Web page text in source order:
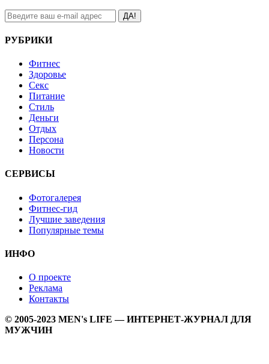
ДА!
РУБРИКИ
Фитнес
Здоровье
Секс
Питание
Стиль
Деньги
Отдых
Персона
Новости
СЕРВИСЫ
Фотогалерея
Фитнес-гид
Лучшие заведения
Популярные темы
ИНФО
О проекте
Реклама
Контакты
© 2005-2023 MEN's LIFE — ИНТЕРНЕТ-ЖУРНАЛ ДЛЯ
МУЖЧИН